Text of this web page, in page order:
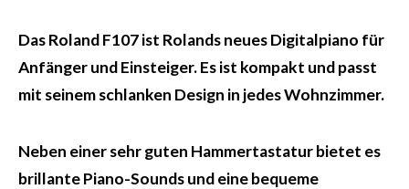
Das Roland F107 ist Rolands neues Digitalpiano für
Anfänger und Einsteiger. Es ist kompakt und passt
mit seinem schlanken Design in jedes Wohnzimmer.
Neben einer sehr guten Hammertastatur bietet es
brillante Piano-Sounds und eine bequeme